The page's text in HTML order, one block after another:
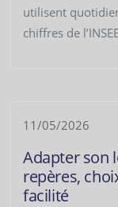
utilisent
chiffres de
11/05/2026
Adapter son
repères,
facilité